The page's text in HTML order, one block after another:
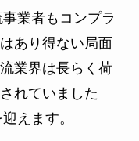
業者もコンプラ
あり得ない局面
業界は長らく荷
れていました
えます。